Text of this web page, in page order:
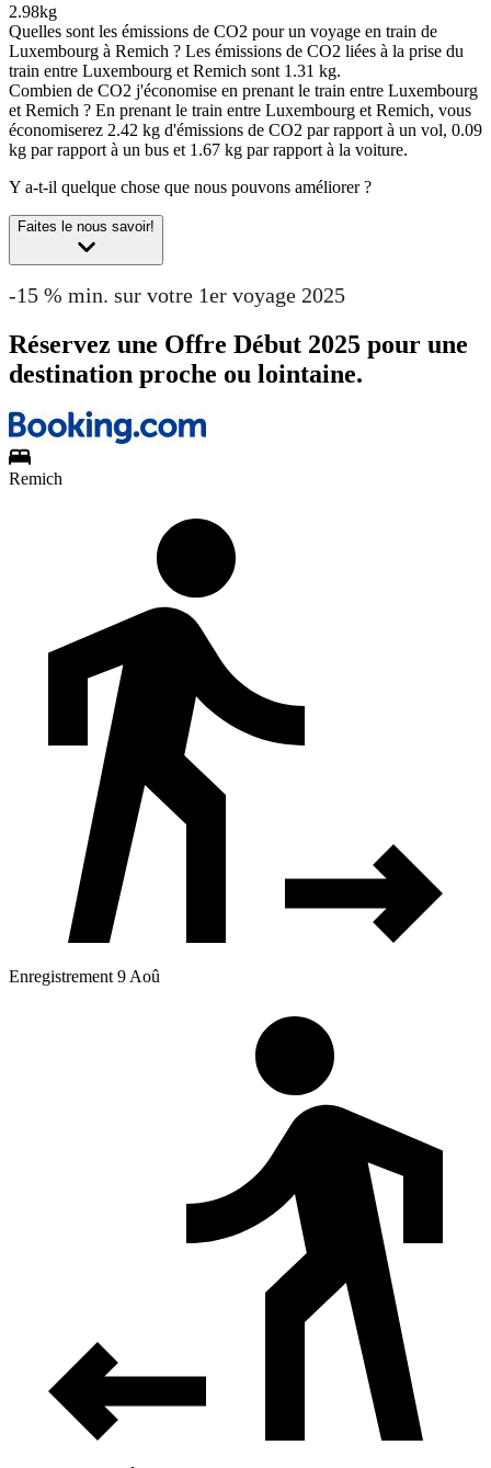
2.98kg
Quelles sont les émissions de CO2 pour un voyage en train de
Luxembourg à Remich ? Les émissions de CO2 liées à la prise du
train entre Luxembourg et Remich sont 1.31 kg.
Combien de CO2 j'économise en prenant le train entre Luxembourg
et Remich ? En prenant le train entre Luxembourg et Remich, vous
économiserez 2.42 kg d'émissions de CO2 par rapport à un vol, 0.09
kg par rapport à un bus et 1.67 kg par rapport à la voiture.
Y a-t-il quelque chose que nous pouvons améliorer ?
Faites le nous savoir!
-15 % min. sur votre 1er voyage 2025
Réservez une Offre Début 2025 pour une
destination proche ou lointaine.
Remich
Enregistrement 9 Aoû